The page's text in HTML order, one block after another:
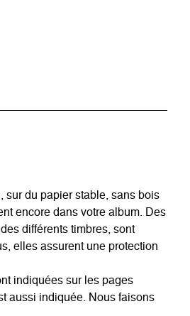
sur du papier stable, sans bois
encore dans votre album. Des
différents timbres, sont
elles assurent une protection
indiquées sur les pages
aussi indiquée. Nous faisons